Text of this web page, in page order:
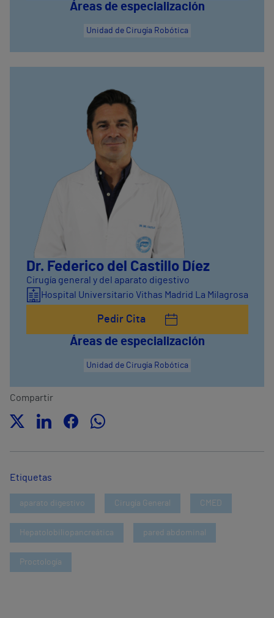
Áreas de especialización
Unidad de Cirugía Robótica
Dr. Federico del Castillo Díez
Cirugía general y del aparato digestivo
Hospital Universitario Vithas Madrid La Milagrosa
Pedir Cita
Áreas de especialización
Unidad de Cirugía Robótica
Compartir
Etiquetas
aparato digestivo Cirugía General CMED
Hepatolobiliopancreática pared abdominal
Proctología